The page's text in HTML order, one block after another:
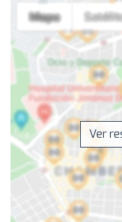
Ver